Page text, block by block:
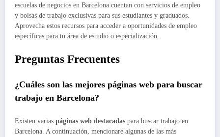
escuelas de negocios en Barcelona cuentan con servicios de empleo
y bolsas de trabajo exclusivas para sus estudiantes y graduados.
Aprovecha estos recursos para acceder a oportunidades de empleo
específicas para tu área de estudio o especialización.
Preguntas Frecuentes
¿Cuáles son las mejores páginas web para buscar
trabajo en Barcelona?
Existen varias páginas web destacadas para buscar trabajo en
Barcelona. A continuación, mencionaré algunas de las más